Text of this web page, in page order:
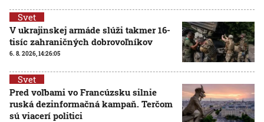
Svet
V ukrajinskej armáde slúži takmer 16-
tisíc zahraničných dobrovoľníkov
6. 8. 2026, 14:26:05
Svet
Pred voľbami vo Francúzsku silnie
ruská dezinformačná kampaň. Terčom
sú viacerí politici